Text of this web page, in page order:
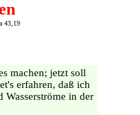
43,19
machen; jetzt soll
erfahren, daß ich
Wasserströme in der